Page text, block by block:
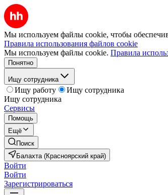
Мы используем файлы cookie, чтобы
Правила использования файлов cookie
Мы используем файлы cookie. Правила
Понятно
Ищу сотрудника
Ищу работу
Ищу сотрудника
Ищу сотрудника
Сервисы
Помощь
Ещё
Поиск
Балахта (Красноярский край)
Войти
Войти
Зарегистрироваться